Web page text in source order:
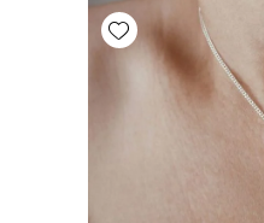
Add wishlist